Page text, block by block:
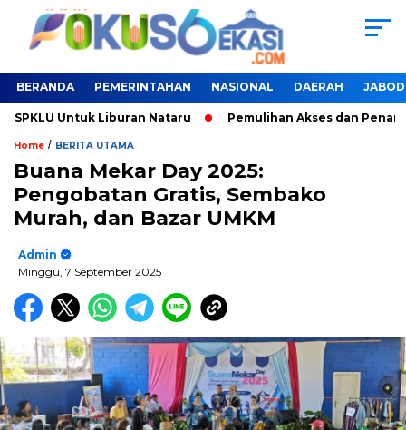
BERANDA PEMERINTAHAN NASIONAL DAERAH
Liburan Nataru Pemulihan Akses dan Penanganan
Home / BERITA UTAMA
Buana Mekar Day 2025:
Pengobatan Gratis, Sembako
Murah, dan Bazar UMKM
Admin
Minggu, 7 September 2025